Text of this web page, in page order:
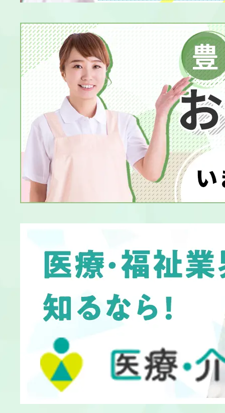
就労継続支援B
就労移行支援
就労選択支援
介護老人福祉施
障害者支援施設
児童発達支援/
学童保育
児童養護施設